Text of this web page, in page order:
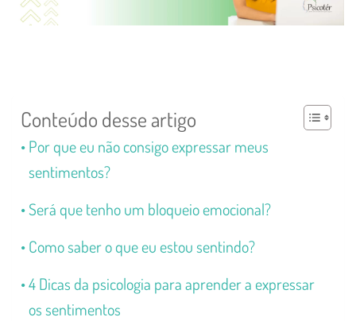
Conteúdo desse artigo
Por que eu não consigo expressar meus
sentimentos?
Será que tenho um bloqueio emocional?
Como saber o que eu estou sentindo?
4 Dicas da psicologia para aprender a expressar
os sentimentos